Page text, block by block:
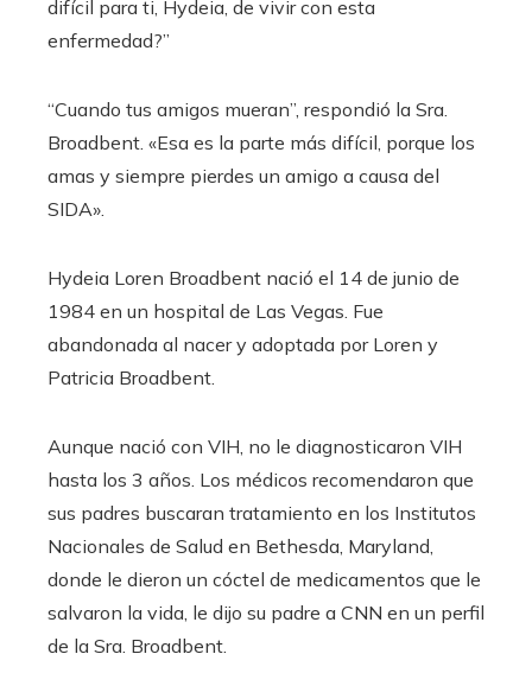
difícil para ti, Hydeia, de vivir con esta
enfermedad?”
“Cuando tus amigos mueran”, respondió la Sra.
Broadbent. «Esa es la parte más difícil, porque los
amas y siempre pierdes un amigo a causa del
SIDA».
Hydeia Loren Broadbent nació el 14 de junio de
1984 en un hospital de Las Vegas. Fue
abandonada al nacer y adoptada por Loren y
Patricia Broadbent.
Aunque nació con VIH, no le diagnosticaron VIH
hasta los 3 años. Los médicos recomendaron que
sus padres buscaran tratamiento en los Institutos
Nacionales de Salud en Bethesda, Maryland,
donde le dieron un cóctel de medicamentos que le
salvaron la vida, le dijo su padre a CNN en un perfil
de la Sra. Broadbent.